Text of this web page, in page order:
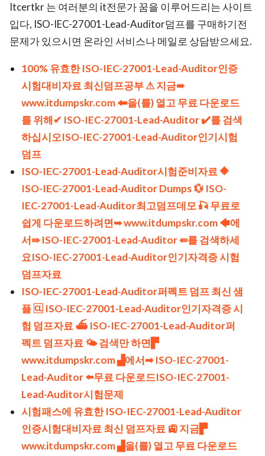
Itcertkr 는 여러분의 it전문가 꿈을 이루어드리는 사이트
입다, ISO-IEC-27001-Lead-Auditor덤프를 구매하기전
문제가 있으시면 온라인 서비스나 메일로 상담받으세요.
100% 유효한 ISO-IEC-27001-Lead-Auditor인증
시험대비자료 최신덤프공부 ⚠ 지금➠
www.itdumpskr.com 🠰을(를) 열고 무료 다운로드
를 위해✔ ISO-IEC-27001-Lead-Auditor ️✔️를 검색
하십시오ISO-IEC-27001-Lead-Auditor인기시험
덤프
ISO-IEC-27001-Lead-Auditor시험준비자료 🔶
ISO-IEC-27001-Lead-Auditor Dumps 💱 ISO-
IEC-27001-Lead-Auditor최고덤프데모 🎣 무료로
쉽게 다운로드하려면➥ www.itdumpskr.com 🡄에
서⇛ ISO-IEC-27001-Lead-Auditor ⇚를 검색하세
요ISO-IEC-27001-Lead-Auditor인기자격증 시험
덤프자료
ISO-IEC-27001-Lead-Auditor퍼펙트 덤프 최신 샘
플 🆑 ISO-IEC-27001-Lead-Auditor인기자격증 시
험 덤프자료 ⛴ ISO-IEC-27001-Lead-Auditor퍼
펙트 덤프자료 🌤 검색만 하면▛
www.itdumpskr.com ▟에서➡ ISO-IEC-27001-
Lead-Auditor ️⬅️무료 다운로드ISO-IEC-27001-
Lead-Auditor시험문제
시험패스에 유효한 ISO-IEC-27001-Lead-Auditor
인증시험대비자료 최신 덤프자료 🚉 지금▛
www.itdumpskr.com ▟을(를) 열고 무료 다운로드